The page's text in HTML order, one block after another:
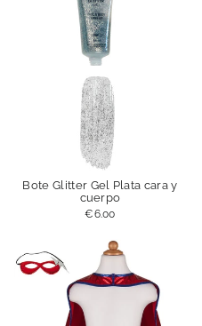
Bote Glitter Gel Plata cara y
cuerpo
€6.00